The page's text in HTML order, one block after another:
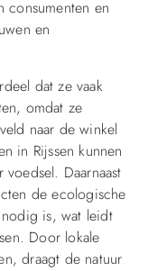
consumenten en
en
dat ze vaak
omdat ze
naar de winkel
in Rijssen kunnen
Daarnaast
de ecologische
is, wat leidt
Door lokale
draagt de natuur